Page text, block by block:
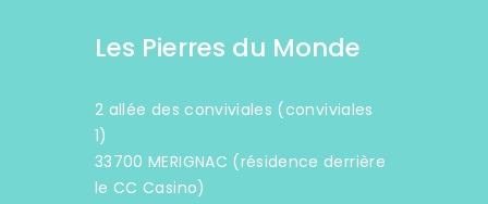
Les Pierres du Monde
2 allée des conviviales (conviviales
1)
33700 MERIGNAC (résidence derrière
le CC Casino)